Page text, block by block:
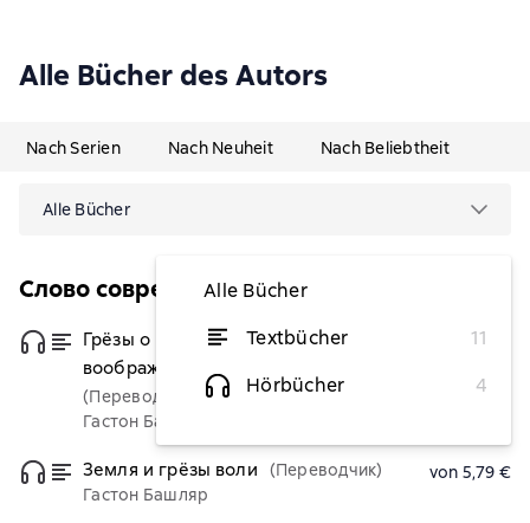
Alle Bücher des Autors
Nach Serien Nach Neuheit Nach Beliebtheit
Alle Bücher
Alle Bücher
Textbücher
11
Hörbücher
4
Слово современной философии
Грёзы о воздухе. Опыт о
воображении движения
(Переводчик)
Гастон Башляр
von 5,79 €
Земля и грёзы воли
(Переводчик)
Гастон Башляр
von 5,79 €